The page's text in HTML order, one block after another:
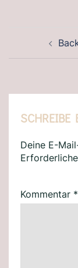
SCHREIBE
Deine E-
Kommentar *